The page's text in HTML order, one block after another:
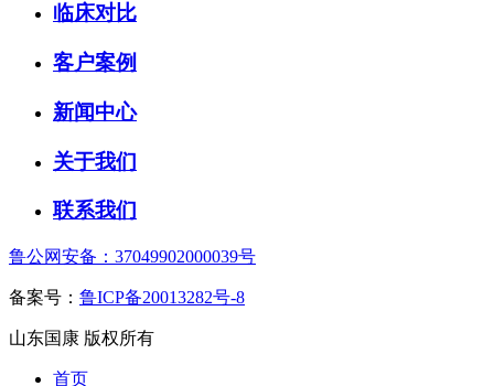
临床对比
客户案例
新闻中心
关于我们
联系我们
鲁公网安备：37049902000039号
备案号： 鲁ICP备20013282号-8
山东国康 版权所有
首页